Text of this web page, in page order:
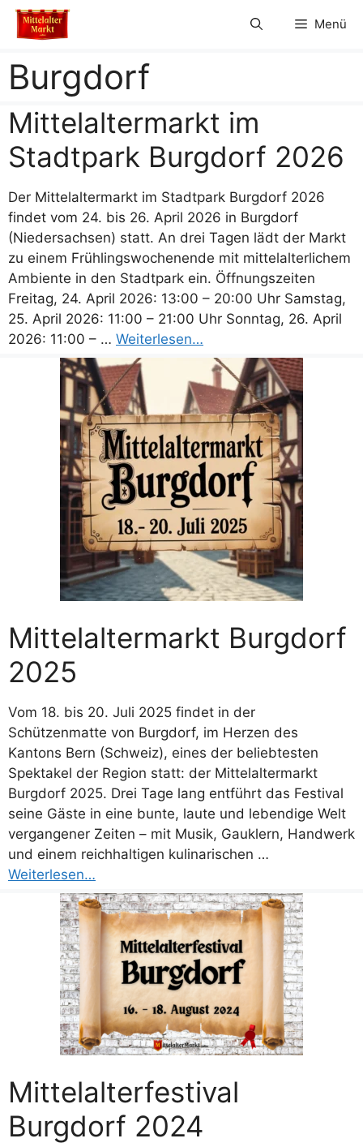
Zum
Inhalt
Menü
Burgdorf
Mittelaltermarkt im
Stadtpark Burgdorf 2026
Der Mittelaltermarkt im Stadtpark Burgdorf 2026
findet vom 24. bis 26. April 2026 in Burgdorf
(Niedersachsen) statt. An drei Tagen lädt der Markt
zu einem Frühlingswochenende mit mittelalterlichem
Ambiente in den Stadtpark ein. Öffnungszeiten
Freitag, 24. April 2026: 13:00 – 20:00 Uhr Samstag,
25. April 2026: 11:00 – 21:00 Uhr Sonntag, 26. April
2026: 11:00 – … Weiterlesen…
Mittelaltermarkt Burgdorf
2025
Vom 18. bis 20. Juli 2025 findet in der
Schützenmatte von Burgdorf, im Herzen des
Kantons Bern (Schweiz), eines der beliebtesten
Spektakel der Region statt: der Mittelaltermarkt
Burgdorf 2025. Drei Tage lang entführt das Festival
seine Gäste in eine bunte, laute und lebendige Welt
vergangener Zeiten – mit Musik, Gauklern, Handwerk
und einem reichhaltigen kulinarischen …
Weiterlesen…
Mittelalterfestival
Burgdorf 2024